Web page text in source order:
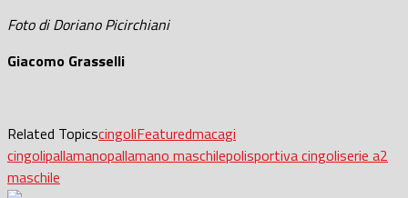
Foto di Doriano Picirchiani
Giacomo Grasselli
Related TopicscingoliFeaturedmacagi
cingolipallamanopallamano maschilepolisportiva cingoliserie a2
maschile